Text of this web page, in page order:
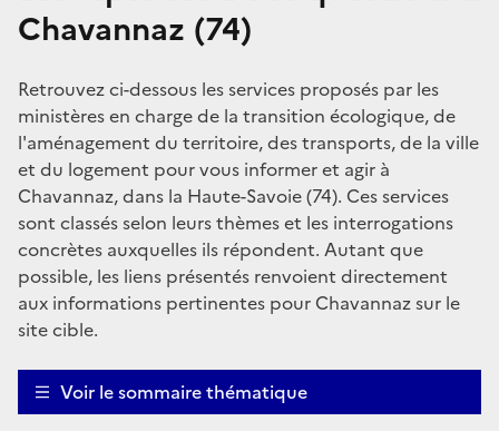
Chavannaz (74)
Retrouvez ci-dessous les services proposés par les
ministères en charge de la transition écologique, de
l'aménagement du territoire, des transports, de la ville
et du logement pour vous informer et agir à
Chavannaz, dans la Haute-Savoie (74). Ces services
sont classés selon leurs thèmes et les interrogations
concrètes auxquelles ils répondent. Autant que
possible, les liens présentés renvoient directement
aux informations pertinentes pour Chavannaz sur le
site cible.
Voir le sommaire thématique